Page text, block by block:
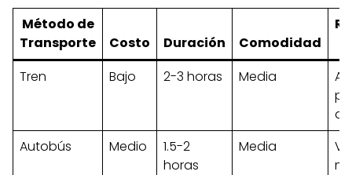
Método de
Transporte
Costo Duración Comodidad
Tren Bajo 2-3 horas Media
Autobús
Medio
1.5-2
horas
Media